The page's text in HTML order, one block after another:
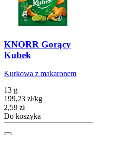
KNORR Gorący
Kubek
Kurkowa z makaronem
13 g
199,23 zł/kg
Cena
2,59 zł
Do koszyka